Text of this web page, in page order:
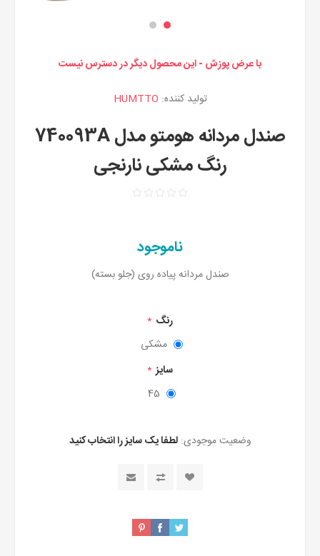
با عرض پوزش - این محصول دیگر در دسترس نیست
تولید کننده: HUMTTO
صندل مردانه هومتو مدل 740093A
رنگ مشکی نارنجی
ناموجود
صندل مردانه پیاده روی (جلو بسته)
رنگ *
مشکی
سایز *
45
وضعیت موجودی: لطفا یک سایز را انتخاب کنید